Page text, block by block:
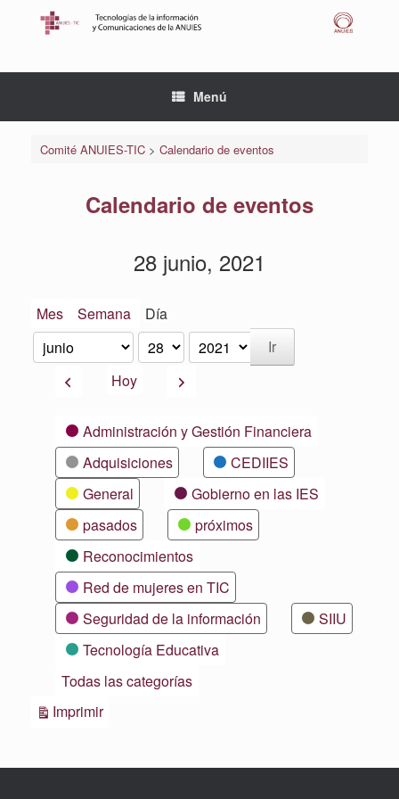
Menú
Comité ANUIES-TIC> Calendario de eventos
Calendario de eventos
28 junio, 2021
Mes Semana Día
Mes
Día
Año
AnteriorHoy Siguiente
CategoríasAdministración y Gestión Financiera
Adquisiciones
CEDIIES
General
Gobierno en las IES
pasados
próximos
Reconocimientos
Red de mujeres en TIC
Seguridad de la información
SIIU
Tecnología Educativa
Todas las categorías
ImprimirVistas